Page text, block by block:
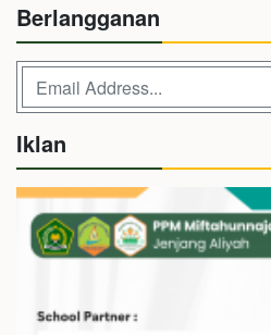
Berlangganan
Iklan